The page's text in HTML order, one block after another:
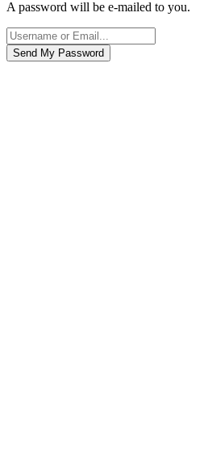
A password will be e-mailed to you.